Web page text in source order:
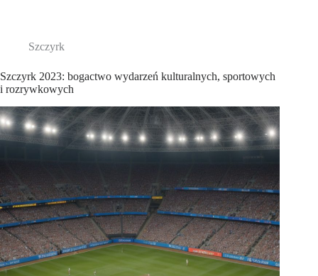
Szczyrk
Szczyrk 2023: bogactwo wydarzeń kulturalnych, sportowych
i rozrywkowych